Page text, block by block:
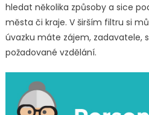
hledat několika způsoby a sice
města či kraje. V širším filtru si
úvazku máte zájem, zadavatele,
požadované vzdělání.